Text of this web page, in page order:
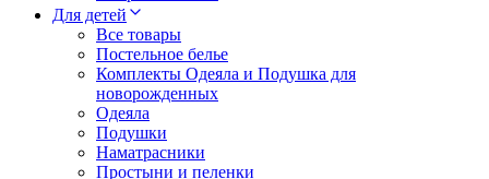
Для детей
Все товары
Постельное белье
Комплекты Одеяла и Подушка для
новорожденных
Одеяла
Подушки
Наматрасники
Простыни и пеленки